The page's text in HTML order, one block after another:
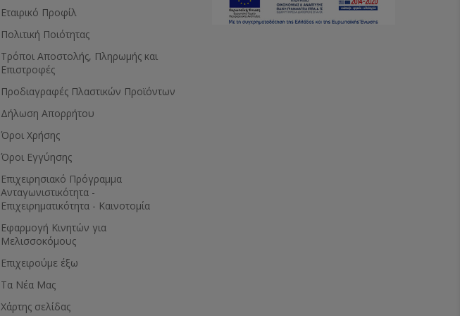
Εταιρικό Προφίλ
Πολιτική Ποιότητας
Τρόποι Αποστολής, Πληρωμής και
Επιστροφές
Προδιαγραφές Πλαστικών Προϊόντων
Δήλωση Απορρήτου
Όροι Χρήσης
Όροι Εγγύησης
Eπιχειρησιακό Πρόγραμμα
Ανταγωνιστικότητα -
Επιχειρηματικότητα - Καινοτομία
Εφαρμογή Κινητών για
Μελισσοκόμους
Επιχειρούμε έξω
Τα Νέα Μας
Χάρτης σελίδας